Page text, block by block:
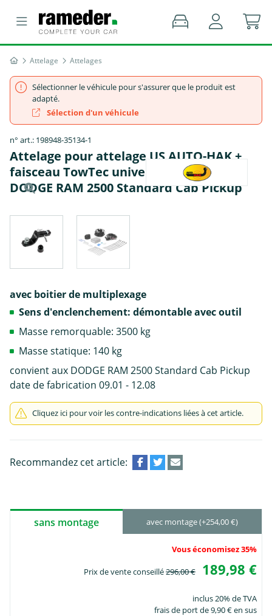
Attelage Attelages
Sélectionner le véhicule pour s'assurer que le produit est
adapté.
Sélection d'un véhicule
n° art.: 198948-35134-1
Attelage pour attelage US AUTO-HAK +
faisceau TowTec universel 13 broches -
DODGE RAM 2500 Standard Cab Pickup
avec boitier de multiplexage
Sens d'enclenchement: démontable avec outil
Masse remorquable: 3500 kg
Masse statique: 140 kg
convient aux DODGE RAM 2500 Standard Cab Pickup
date de fabrication 09.01 - 12.08
Cliquez ici pour voir les contre-indications liées à cet article.
Recommandez cet article:
sans montage avec montage (+254,00 €)
Vous économisez 35%
Prix de vente conseillé296,00 € 189,98 €
inclus 20% de TVA
frais de port de 9,90 € en sus